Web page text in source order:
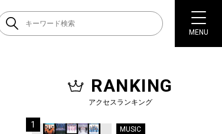
MENU
RANKING
アクセスランキング
MUSIC